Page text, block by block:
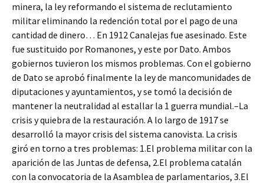
minera, la ley reformando el sistema de reclutamiento
militar eliminando la redención total por el pago de una
cantidad de dinero… En 1912 Canalejas fue asesinado. Este
fue sustituido por Romanones, y este por Dato. Ambos
gobiernos tuvieron los mismos problemas. Con el gobierno
de Dato se aprobó finalmente la ley de mancomunidades de
diputaciones y ayuntamientos, y se tomó la decisión de
mantener la neutralidad al estallar la 1 guerra mundial.–La
crisis y quiebra de la restauración. A lo largo de 1917 se
desarrolló la mayor crisis del sistema canovista. La crisis
giró en torno a tres problemas: 1.El problema militar con la
aparición de las Juntas de defensa, 2.El problema catalán
con la convocatoria de la Asamblea de parlamentarios, 3.El